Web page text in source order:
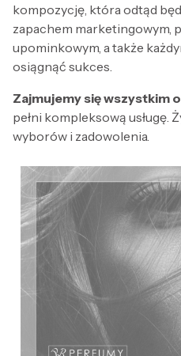
kompozycję, która odtąd
zapachem marketingowym,
upominkowym, a także
osiągnąć sukces.
Zajmujemy się wszystkim
pełni kompleksową usługę.
wyborów i zadowolenia.